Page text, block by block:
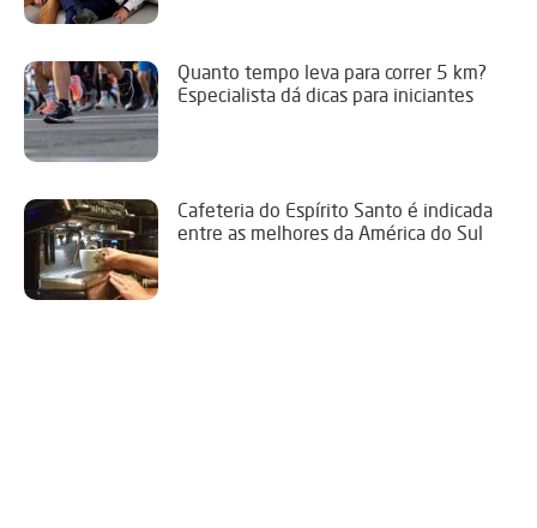
Quanto tempo leva para correr 5 km?
Especialista dá dicas para iniciantes
Cafeteria do Espírito Santo é indicada
entre as melhores da América do Sul